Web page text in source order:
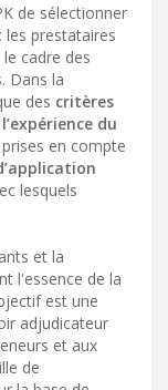
de sélectionner
les prestataires
cadre des
Dans la
des critères
l’expérience du
en compte
lesquels
et la
l'essence de la
est une
adjudicateur
et aux
de